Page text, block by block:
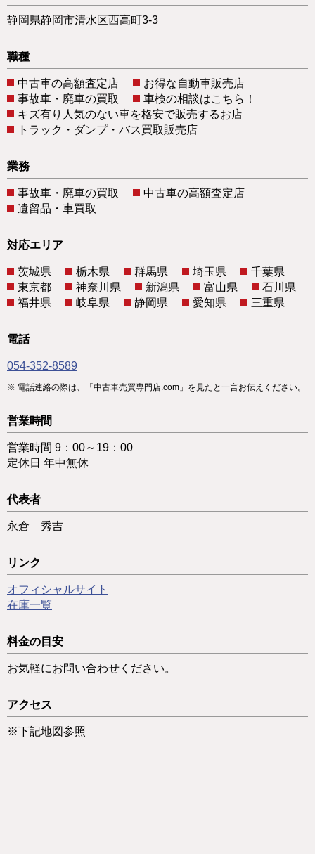
静岡県静岡市清水区西高町3-3
職種
中古車の高額査定店
お得な自動車販売店
事故車・廃車の買取
車検の相談はこちら！
キズ有り人気のない車を格安で販売するお店
トラック・ダンプ・バス買取販売店
業務
事故車・廃車の買取
中古車の高額査定店
遺留品・車買取
対応エリア
茨城県 栃木県 群馬県 埼玉県
千葉県
東京都
神奈川県 新潟県 富山県
石川県
福井県
岐阜県 静岡県 愛知県 三重県
電話
054-352-8589
電話連絡の際は、「中古車売買専門店.com」を見たと一言お伝えください。
営業時間
営業時間 9：00～19：00
定休日 年中無休
代表者
永倉 秀吉
リンク
オフィシャルサイト
在庫一覧
料金の目安
お気軽にお問い合わせください。
アクセス
※下記地図参照